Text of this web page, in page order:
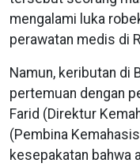
mengalami luka
perawatan medis di
Namun, keributan di
pertemuan dengan
Farid (Direktur
(Pembina
kesepakatan bahwa